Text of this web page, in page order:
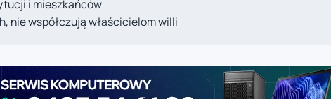
i mieszkańców
nie współczują właścicielom willi